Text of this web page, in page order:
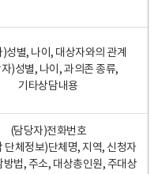
성별, 나이, 대상자와의 관계
)성별, 나이, 과의존 종류,
기타상담내용
(담당자)전화번호
단체정보)단체명, 지역, 신청자
방법, 주소, 대상총인원, 주대상